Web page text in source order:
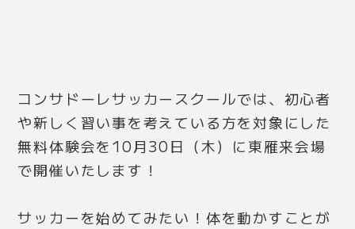
コンサドーレサッカースクールでは、初心者
や新しく習い事を考えている方を対象にした
無料体験会を10月30日（木）に東雁来会場
で開催いたします！
サッカーを始めてみたい！体を動かすことが